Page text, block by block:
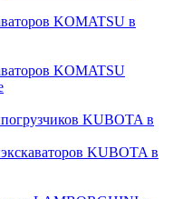
KOMATSU в
KOMATSU
KUBOTA в
KUBOTA в